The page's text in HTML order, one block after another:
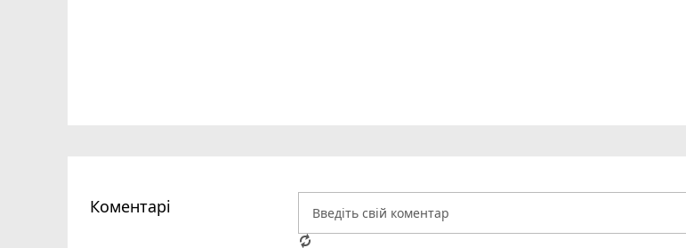
Коментарі